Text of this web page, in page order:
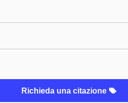
Richieda una citazione